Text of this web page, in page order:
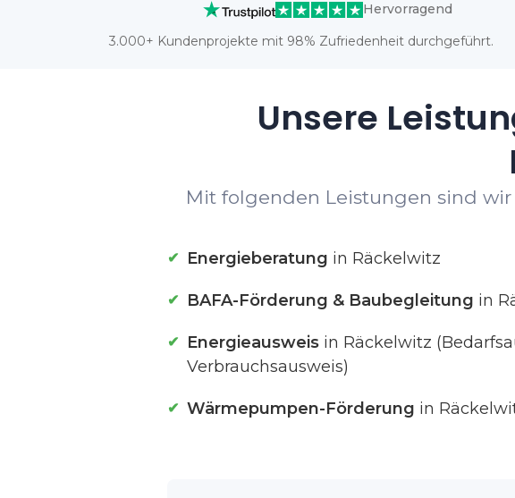
Hervorragend
3.000+ Kundenprojekte mit 98% Zufriedenheit durchgeführt.
Unsere
Mit folgenden Leistungen sind
Energieberatung in Räckelwitz
BAFA-Förderung & Baubegleitung in
Energieausweis in Räckelwitz
Verbrauchsausweis)
Wärmepumpen-Förderung in